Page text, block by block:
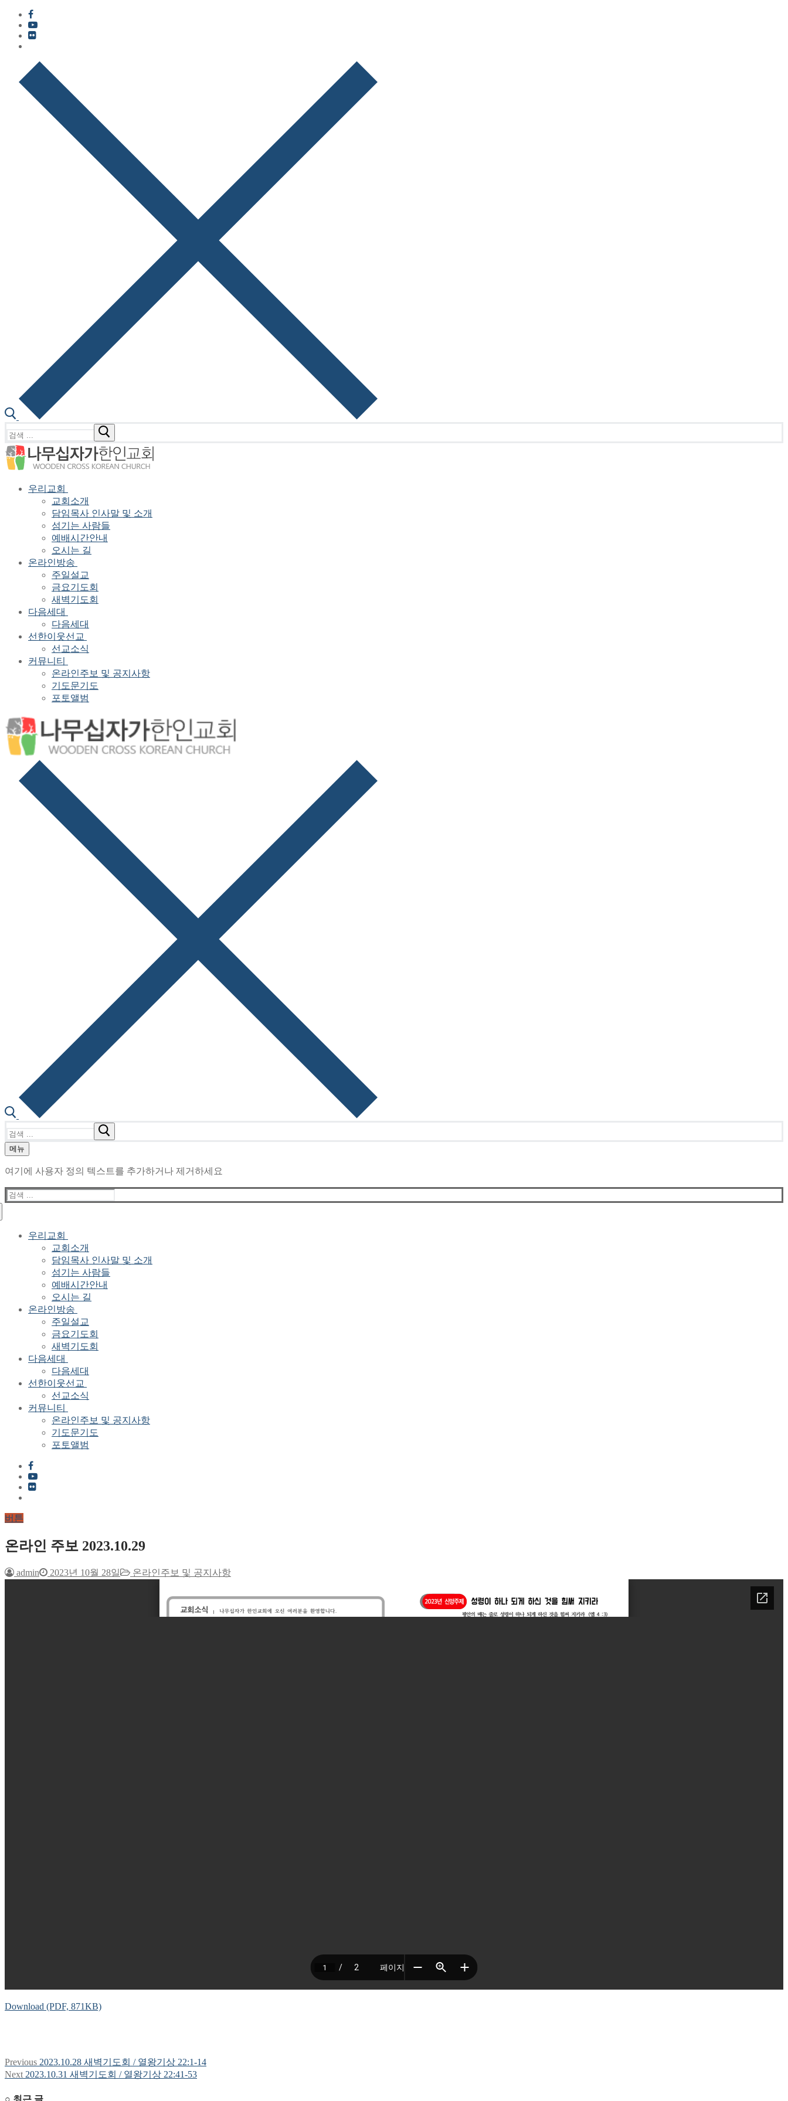
색
:
우리교회
교회소개
담임목사 인사말 및 소개
섬기는 사람들
예배시간안내
오시는 길
온라인방송
주일설교
금요기도회
새벽기도회
다음세대
다음세대
선한이웃선교
선교소식
커뮤니티
온라인주보 및 공지사항
기도문기도
포토앨범
색
메뉴
여기에 사용자 정의 텍스트를 추가하거나 제거하세요
검
색
우리교회
교회소개
담임목사 인사말 및 소개
섬기는 사람들
예배시간안내
오시는 길
온라인방송
주일설교
금요기도회
새벽기도회
다음세대
다음세대
선한이웃선교
선교소식
커뮤니티
온라인주보 및 공지사항
기도문기도
포토앨범
버튼
온라인 주보 2023.10.29
admin 2023년 10월 28일 온라인주보 및 공지사항
Download (PDF, 871KB)
글
Previous Previous
post:
2023.10.28 새벽기도회 / 열왕기상 22:1-14
Next Next
2023.10.31 새벽기도회 / 열왕기상 22:41-53